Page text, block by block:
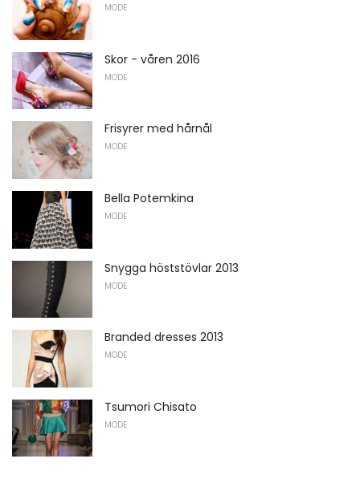
MODE
Skor - våren 2016
MODE
Frisyrer med hårnål
MODE
Bella Potemkina
MODE
Snygga höststövlar 2013
MODE
Branded dresses 2013
MODE
Tsumori Chisato
MODE